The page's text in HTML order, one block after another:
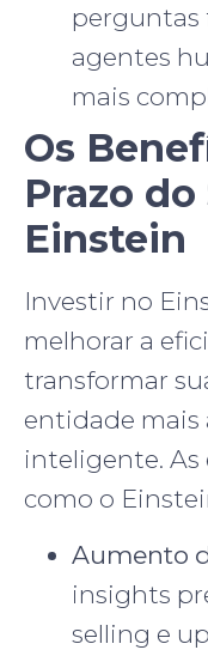
perguntas
agentes
mais
Os
Prazo
Einstein
Investir no
melhorar a
transformar
entidade mais
inteligente. As
como o
Aumento
insights
selling e